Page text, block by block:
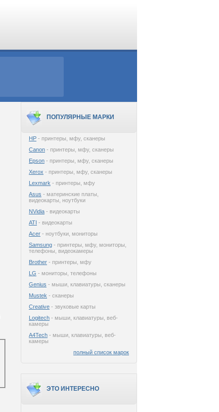
ПОПУЛЯРНЫЕ МАРКИ
HP - принтеры, мфу, сканеры
Canon - принтеры, мфу, сканеры
Epson - принтеры, мфу, сканеры
Xerox - принтеры, мфу, сканеры
Lexmark - принтеры, мфу
Asus - материнские платы,
видеокарты, ноутбуки
NVidia - видеокарты
ATI - видеокарты
Acer - ноутбуки, мониторы
Samsung - принтеры, мфу, мониторы,
телефоны, видеокамеры
Brother - принтеры, мфу
LG - мониторы, телефоны
Genius - мыши, клавиатуры, сканеры
Mustek - сканеры
Creative - звуковые карты
Logitech - мыши, клавиатуры, веб-
камеры
A4Tech - мыши, клавиатуры, веб-
камеры
полный список марок
ЭТО ИНТЕРЕСНО